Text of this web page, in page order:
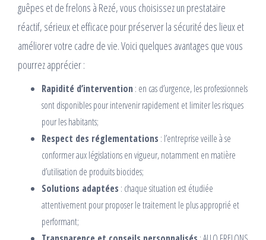
guêpes et de frelons à Rezé, vous choisissez un prestataire
réactif, sérieux et efficace pour préserver la sécurité des lieux et
améliorer votre cadre de vie. Voici quelques avantages que vous
pourrez apprécier :
Rapidité d’intervention : en cas d’urgence, les professionnels
sont disponibles pour intervenir rapidement et limiter les risques
pour les habitants;
Respect des réglementations : l’entreprise veille à se
conformer aux législations en vigueur, notamment en matière
d’utilisation de produits biocides;
Solutions adaptées : chaque situation est étudiée
attentivement pour proposer le traitement le plus approprié et
performant;